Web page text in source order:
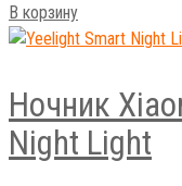
В корзину
Ночник
Night Light